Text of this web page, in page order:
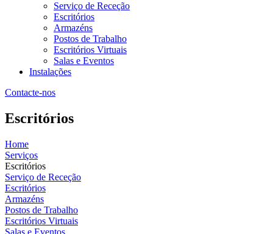
Serviço de Receção
Escritórios
Armazéns
Postos de Trabalho
Escritórios Virtuais
Salas e Eventos
Instalações
Contacte-nos
Escritórios
Home
Serviços
Escritórios
Serviço de Receção
Escritórios
Armazéns
Postos de Trabalho
Escritórios Virtuais
Salas e Eventos